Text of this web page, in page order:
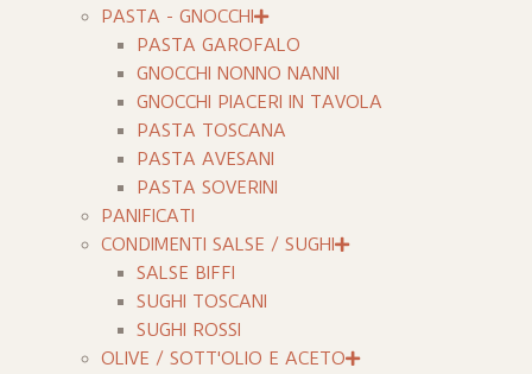
PASTA - GNOCCHI
PASTA GAROFALO
GNOCCHI NONNO NANNI
GNOCCHI PIACERI IN TAVOLA
PASTA TOSCANA
PASTA AVESANI
PASTA SOVERINI
PANIFICATI
CONDIMENTI SALSE / SUGHI
SALSE BIFFI
SUGHI TOSCANI
SUGHI ROSSI
OLIVE / SOTT'OLIO E ACETO